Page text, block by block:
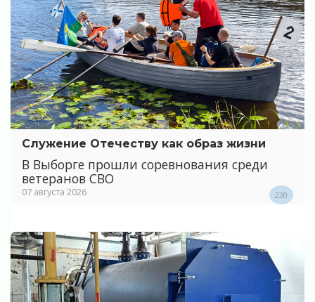
Служение Отечеству как образ жизни
В Выборге прошли соревнования среди
ветеранов СВО
07 августа 2026 230